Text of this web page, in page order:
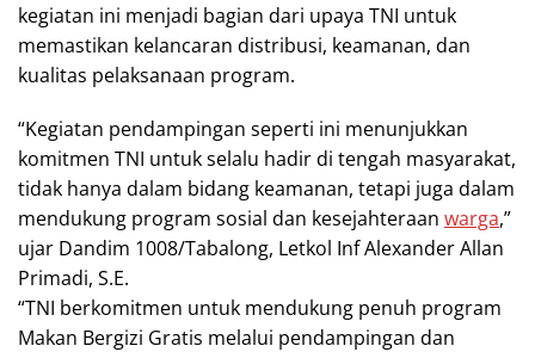
kegiatan ini menjadi bagian dari upaya TNI untuk
memastikan kelancaran distribusi, keamanan, dan
kualitas pelaksanaan program.
“Kegiatan pendampingan seperti ini menunjukkan
komitmen TNI untuk selalu hadir di tengah masyarakat,
tidak hanya dalam bidang keamanan, tetapi juga dalam
mendukung program sosial dan kesejahteraan warga,”
ujar Dandim 1008/Tabalong, Letkol Inf Alexander Allan
Primadi, S.E.
“TNI berkomitmen untuk mendukung penuh program
Makan Bergizi Gratis melalui pendampingan dan